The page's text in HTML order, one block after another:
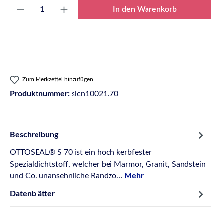
Produkt Anzahl: Gib den gewünschten
In den Warenkorb
Zum Merkzettel hinzufügen
Produktnummer: slcn10021.70
Beschreibung
OTTOSEAL® S 70 ist ein hoch kerbfester
Spezialdichtstoff, welcher bei Marmor, Granit, Sandstein
und Co. unansehnliche Randzo… Mehr
Datenblätter